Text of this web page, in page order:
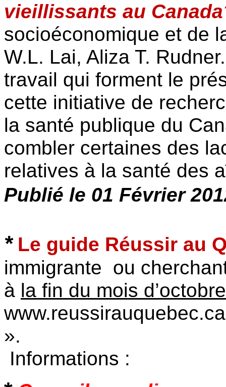
vieillissants au
socioéconomique et de
W.L. Lai, Aliza T.
travail qui forment le
cette initiative de
la santé publique du
combler certaines des
relatives à la santé des
Publié le 01 Février
* Le guide Réussir au
immigrante ou
à la fin du mois d’octobre
».
Informations :